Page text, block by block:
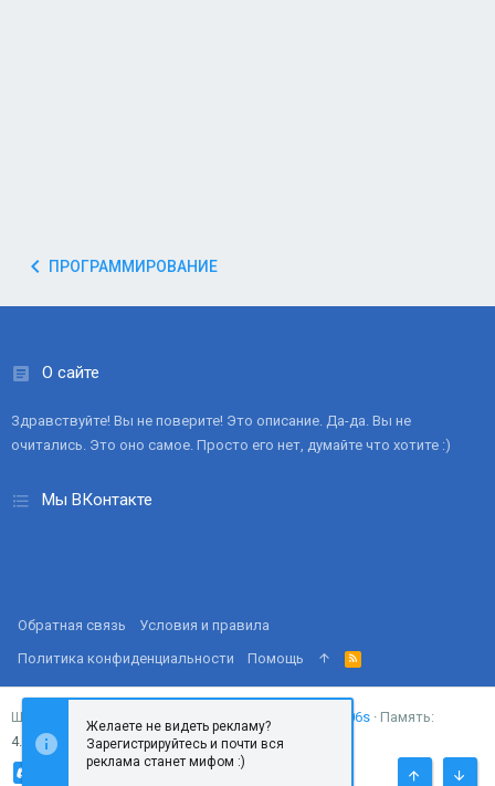
ПРОГРАММИРОВАНИЕ
О сайте
Здравствуйте! Вы не поверите! Это описание. Да-да. Вы не
очитались. Это оно самое. Просто его нет, думайте что хотите :)
Мы ВКонтакте
Обратная связь
Условия и правила
Политика конфиденциальности
Помощь
R
S
Ширина 0.0306s
Память
4.72MB
Желаете не видеть рекламу?
Зарегистрируйтесь и почти вся
реклама станет мифом :)